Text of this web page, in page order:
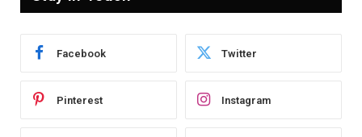
Facebook Twitter
Pinterest Instagram